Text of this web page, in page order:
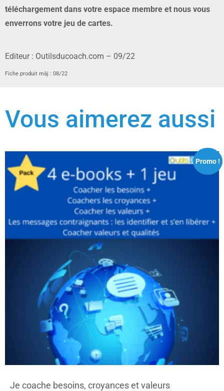
téléchargement dans votre espace membre et nous vous
enverrons votre jeu de cartes.
Editeur : Outilsducoach.com – 09/22
Fiche produit màj : 08/22
Vous aimerez aussi
Promo !
Je coache besoins, croyances et valeurs